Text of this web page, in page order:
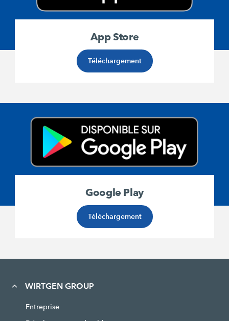
App Store
Téléchargement
Google Play
Téléchargement
WIRTGEN GROUP
Entreprise